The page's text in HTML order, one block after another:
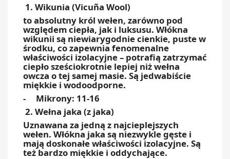
1. Wikunia (Vicuña Wool)
to absolutny król wełen, zarówno pod
względem ciepła, jak i luksusu. Włókna
wikunii są niewiarygodnie cienkie, puste w
środku, co zapewnia fenomenalne
właściwości izolacyjne – potrafią zatrzymać
ciepło sześciokrotnie lepiej niż wełna
owcza o tej samej masie. Są jedwabiście
miękkie i wodoodporne.
- Mikrony: 11-16
2. Wełna jaka (z jaka)
Uznawana za jedną z najcieplejszych
wełen. Włókna jaka są niezwykle gęste i
mają doskonałe właściwości izolacyjne. Są
też bardzo miękkie i oddychające.